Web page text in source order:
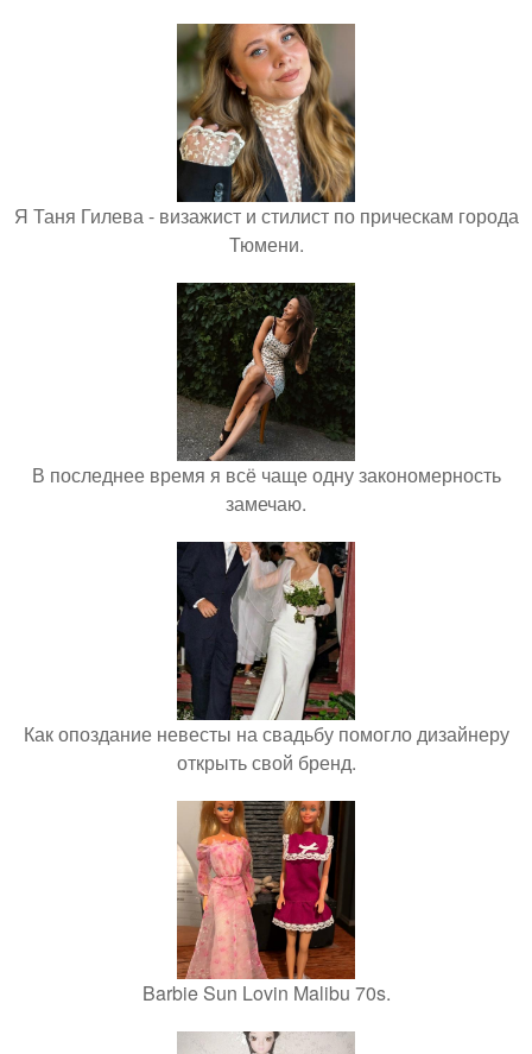
Я Таня Гилева - визажист и стилист по прическам города
Тюмени.
В последнее время я всё чаще одну закономерность
замечаю.
Как опоздание невесты на свадьбу помогло дизайнеру
открыть свой бренд.
Barbie Sun Lovin Malibu 70s.